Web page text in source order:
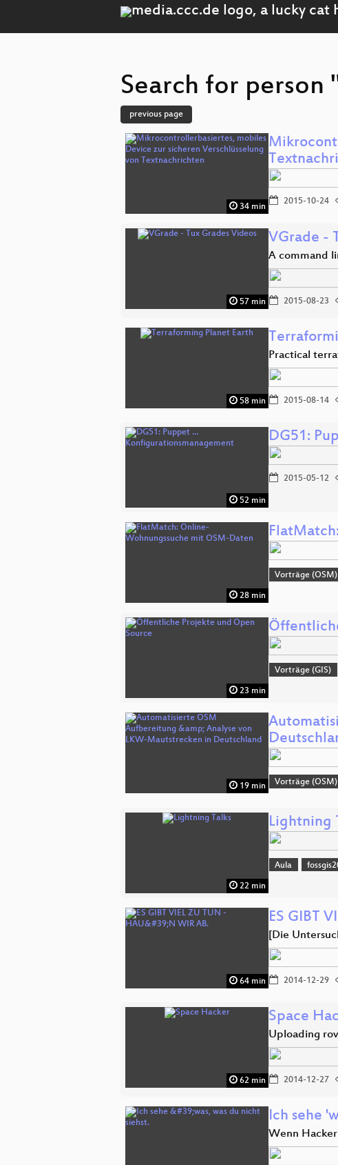
Search for person
previous page
34 min
2015-10-24
57 min
VGrade -
A command
2015-08-23
58 min
Practical
2015-08-14
52 min
DG51:
2015-05-12
28 min
Vorträge (OSM)
23 min
Vorträge (GIS)
19 min Vorträge (OSM)
22 min
Lightning
Aula
64 min
ES GIBT
[Die
2014-12-29
62 min
Space
Uploading
2014-12-27
Ich sehe
Wenn